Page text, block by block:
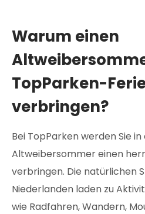
Warum einen
TopParken-
verbringen?
Bei TopParken werden Sie
Altweibersommer einen
verbringen. Die natürlichen
Niederlanden laden zu
wie Radfahren, Wandern,